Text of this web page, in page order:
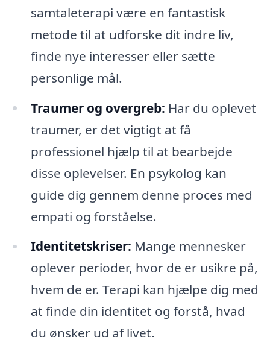
samtaleterapi være en fantastisk
metode til at udforske dit indre liv,
finde nye interesser eller sætte
personlige mål.
Traumer og overgreb: Har du oplevet
traumer, er det vigtigt at få
professionel hjælp til at bearbejde
disse oplevelser. En psykolog kan
guide dig gennem denne proces med
empati og forståelse.
Identitetskriser: Mange mennesker
oplever perioder, hvor de er usikre på,
hvem de er. Terapi kan hjælpe dig med
at finde din identitet og forstå, hvad
du ønsker ud af livet.